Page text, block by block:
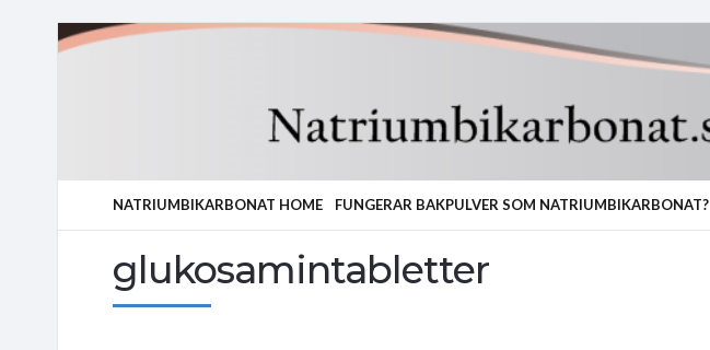
NATRIUMBIKARBONAT HOME FUNGERAR BAKPULVER SOM NATRIUMBIKARBONAT?
glukosamintabletter